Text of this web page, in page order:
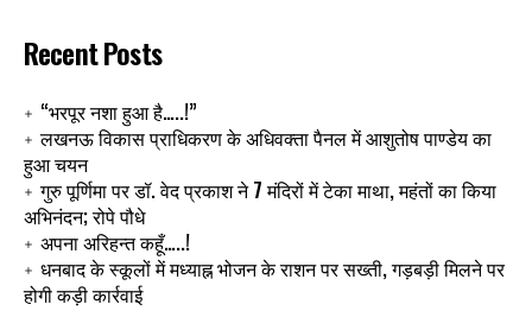
Recent Posts
“भरपूर नशा हुआ है…..!”
लखनऊ विकास प्राधिकरण के अधिवक्ता पैनल में आशुतोष पाण्डेय का
हुआ चयन
गुरु पूर्णिमा पर डॉ. वेद प्रकाश ने 7 मंदिरों में टेका माथा, महंतों का किया
अभिनंदन; रोपे पौधे
अपना अरिहन्त कहूँ…..!
धनबाद के स्कूलों में मध्याह्न भोजन के राशन पर सख्ती, गड़बड़ी मिलने पर
होगी कड़ी कार्रवाई